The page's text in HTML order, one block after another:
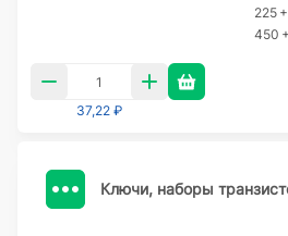
225 +
450 +
37,22 ₽
Ключи, наборы